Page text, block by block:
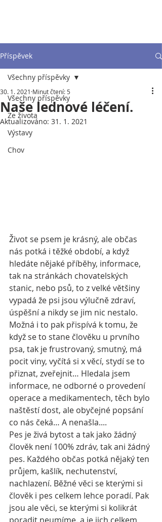
Příspěvek
Všechny příspěvky
Ze života
Výstavy
Chov
Všechny příspěvky
Naše lednové léčení.
30. 1. 2021 Minut čtení: 5
Aktualizováno: 31. 1. 2021
Život se psem je krásný, ale občas
nás potká i těžké období, a když
hledáte nějaké příběhy, informace,
tak na stránkách chovatelských
stanic, nebo psů, to z velké většiny
vypadá že psi jsou výlučně zdraví,
úspěšní a nikdy se jim nic nestalo.
Možná i to pak přispívá k tomu, že
když se to stane člověku u prvního
psa, tak je frustrovaný, smutný, má
pocit viny, vyčítá si x věcí, stydí se to
přiznat, zveřejnit… Hledala jsem
informace, ne odborné o provedení
operace a medikamentech, těch bylo
naštěstí dost, ale obyčejné popsání
co nás čeká… A nenašla....
Pes je živá bytost a tak jako žádný
člověk není 100% zdráv, tak ani žádný
pes. Každého občas potká nějaký ten
průjem, kašlík, nechutenství,
nachlazení. Běžné věci se kterými si
člověk i pes celkem lehce poradí. Pak
jsou ale věci, se kterými si kolikrát